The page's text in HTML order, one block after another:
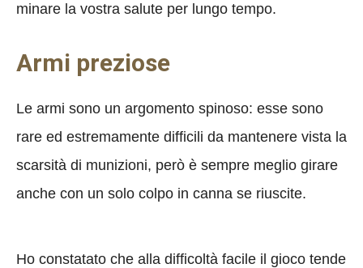
minare la vostra salute per lungo tempo.
Armi preziose
Le armi sono un argomento spinoso: esse sono
rare ed estremamente difficili da mantenere vista la
scarsità di munizioni, però è sempre meglio girare
anche con un solo colpo in canna se riuscite.
Ho constatato che alla difficoltà facile il gioco tende